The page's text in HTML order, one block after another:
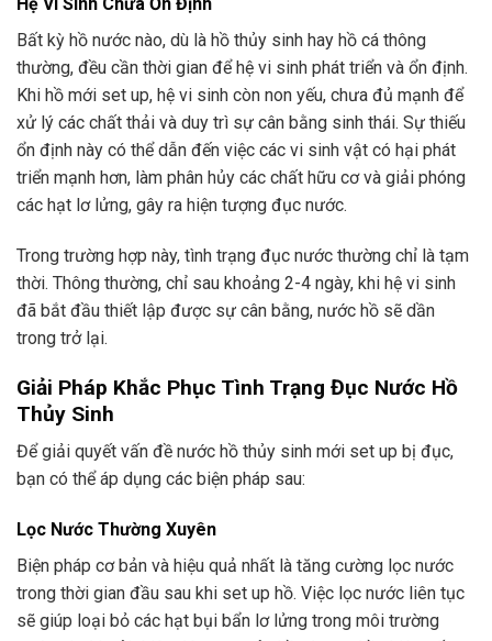
Bất kỳ hồ nước nào, dù là hồ thủy sinh hay hồ cá thông
thường, đều cần thời gian để hệ vi sinh phát triển và ổn định.
Khi hồ mới set up, hệ vi sinh còn non yếu, chưa đủ mạnh để
xử lý các chất thải và duy trì sự cân bằng sinh thái. Sự thiếu
ổn định này có thể dẫn đến việc các vi sinh vật có hại phát
triển mạnh hơn, làm phân hủy các chất hữu cơ và giải phóng
các hạt lơ lửng, gây ra hiện tượng đục nước.
Trong trường hợp này, tình trạng đục nước thường chỉ là tạm
thời. Thông thường, chỉ sau khoảng 2-4 ngày, khi hệ vi sinh
đã bắt đầu thiết lập được sự cân bằng, nước hồ sẽ dần
trong trở lại.
Giải Pháp Khắc Phục Tình Trạng Đục Nước Hồ
Thủy Sinh
Để giải quyết vấn đề nước hồ thủy sinh mới set up bị đục,
bạn có thể áp dụng các biện pháp sau:
Lọc Nước Thường Xuyên
Biện pháp cơ bản và hiệu quả nhất là tăng cường lọc nước
trong thời gian đầu sau khi set up hồ. Việc lọc nước liên tục
sẽ giúp loại bỏ các hạt bụi bẩn lơ lửng trong môi trường